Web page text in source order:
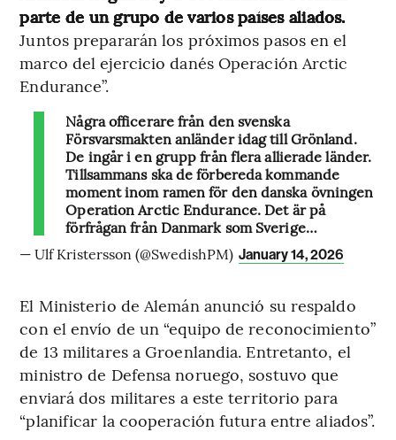
parte de un grupo de varios países aliados.
Juntos prepararán los próximos pasos en el
marco del ejercicio danés Operación Arctic
Endurance”.
Några officerare från den svenska
Försvarsmakten anländer idag till Grönland.
De ingår i en grupp från flera allierade länder.
Tillsammans ska de förbereda kommande
moment inom ramen för den danska övningen
Operation Arctic Endurance. Det är på
förfrågan från Danmark som Sverige…
— Ulf Kristersson (@SwedishPM) January 14, 2026
El Ministerio de Alemán anunció su respaldo
con el envío de un “equipo de reconocimiento”
de 13 militares a Groenlandia. Entretanto, el
ministro de Defensa noruego, sostuvo que
enviará dos militares a este territorio para
“planificar la cooperación futura entre aliados”.